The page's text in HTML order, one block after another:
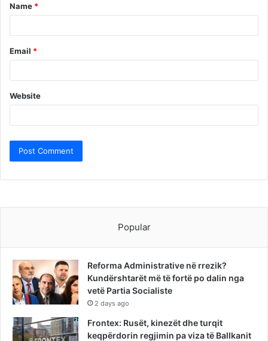
*
Name *
Email *
Website
Popular
Reforma Administrative në rrezik?
Kundërshtarët më të fortë po dalin nga
vetë Partia Socialiste
2 days ago
Frontex: Rusët, kinezët dhe turqit
keqpërdorin regjimin pa viza të Ballkanit